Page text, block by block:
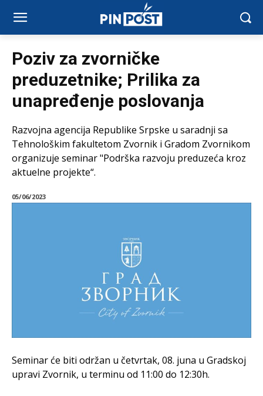
Poziv za zvorničke
preduzetnike; Prilika za
unapređenje poslovanja
Razvojna agencija Republike Srpske u saradnji sa
Tehnološkim fakultetom Zvornik i Gradom Zvornikom
organizuje seminar "Podrška razvoju preduzeća kroz
aktuelne projekte“.
05/06/2023
Seminar će biti održan u četvrtak, 08. juna u Gradskoj
upravi Zvornik, u terminu od 11:00 do 12:30h.